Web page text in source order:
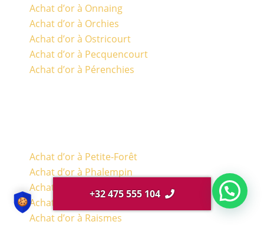
Achat d’or à Onnaing
Achat d’or à Orchies
Achat d’or à Ostricourt
Achat d’or à Pecquencourt
Achat d’or à Pérenchies
Achat d’or à Petite-Forêt
Achat d’or à Phalempin
Achat d’or à Quesnoy-sur-Deule
Achat d’or à Quievrechain
Achat d’or à Raismes
+32 475 555 104